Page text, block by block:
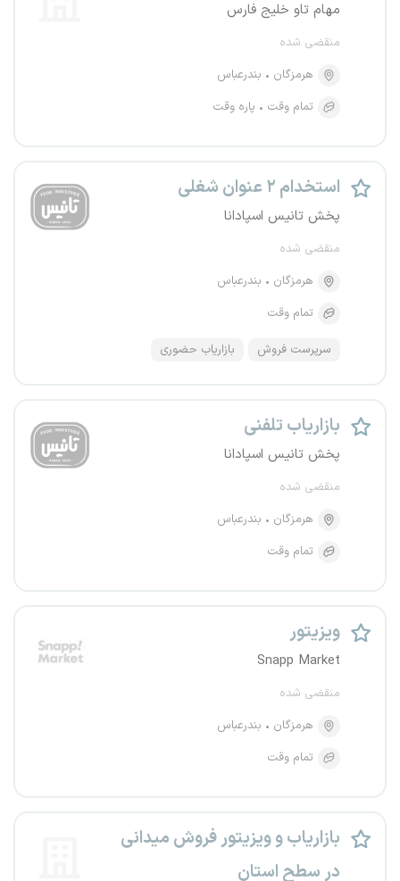
مهام تاو خلیج فارس
منقضی شده
هرمزگان
بندرعباس
تمام وقت
پاره وقت
استخدام ۲ عنوان شغلی
پخش تانیس اسپادانا
منقضی شده
هرمزگان
بندرعباس
تمام وقت
سرپرست فروش بازاریاب حضوری
بازاریاب تلفنی
پخش تانیس اسپادانا
منقضی شده
هرمزگان
بندرعباس
تمام وقت
ویزیتور
Snapp Market
منقضی شده
هرمزگان
بندرعباس
تمام وقت
بازاریاب و ویزیتور فروش میدانی
در سطح استان